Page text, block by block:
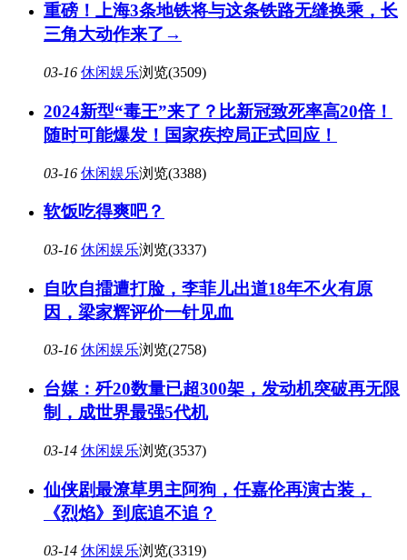
重磅！上海3条地铁将与这条铁路无缝换乘，长
三角大动作来了→
03-16 休闲娱乐浏览(3509)
2024新型“毒王”来了？比新冠致死率高20倍！
随时可能爆发！国家疾控局正式回应！
03-16 休闲娱乐浏览(3388)
软饭吃得爽吧？
03-16 休闲娱乐浏览(3337)
自吹自擂遭打脸，李菲儿出道18年不火有原
因，梁家辉评价一针见血
03-16 休闲娱乐浏览(2758)
台媒：歼20数量已超300架，发动机突破再无限
制，成世界最强5代机
03-14 休闲娱乐浏览(3537)
仙侠剧最潦草男主阿狗，任嘉伦再演古装，
《烈焰》到底追不追？
03-14 休闲娱乐浏览(3319)